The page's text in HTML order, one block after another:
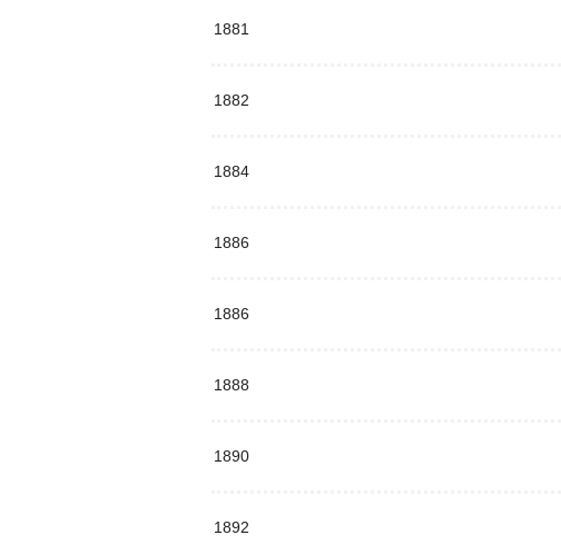
1881
1882
1884
1886
1886
1888
1890
1892